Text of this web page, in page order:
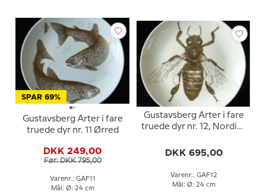
SPAR 69%
Gustavsberg Arter i fare
truede dyr nr. 11 Ørred
DKK 249,00
Før: DKK 795,00
Varenr.: GAF11
Mål: Ø: 24 cm
Gustavsberg Arter i fare
truede dyr nr. 12, Nordisk
DKK 695,00
Varenr.: GAF12
Mål: Ø: 24 cm